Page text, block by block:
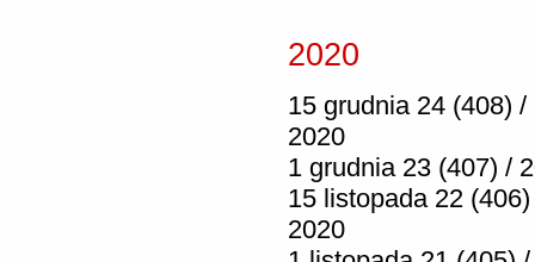
2020
15 grudnia 24 (408) /
2020
1 grudnia 23 (407) /
15 listopada 22
2020